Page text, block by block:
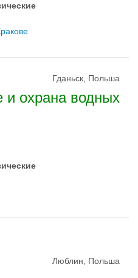
Гданьск, Польша
и охрана водных
Люблин, Польша